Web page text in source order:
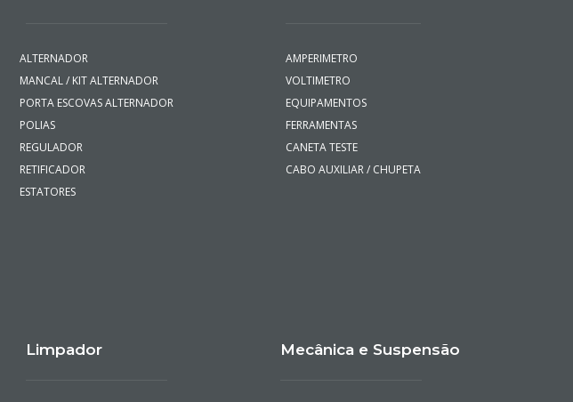
ALTERNADOR
MANCAL / KIT ALTERNADOR
PORTA ESCOVAS ALTERNADOR
POLIAS
REGULADOR
RETIFICADOR
ESTATORES
AMPERIMETRO
VOLTIMETRO
EQUIPAMENTOS
FERRAMENTAS
CANETA TESTE
CABO AUXILIAR / CHUPETA
Limpador Mecânica e Suspensão